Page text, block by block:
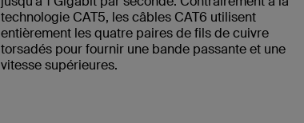
technologie CAT5, les câbles CAT6 utilisent
entièrement les quatre paires de fils de cuivre
torsadés pour fournir une bande passante et une
vitesse supérieures.